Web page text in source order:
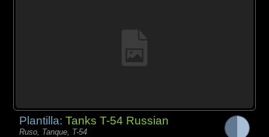
Plantilla:Tanks T-54 Russian
Ruso, Tanque, T-54